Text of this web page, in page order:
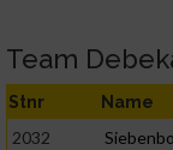
Team
Stnr Name
2032